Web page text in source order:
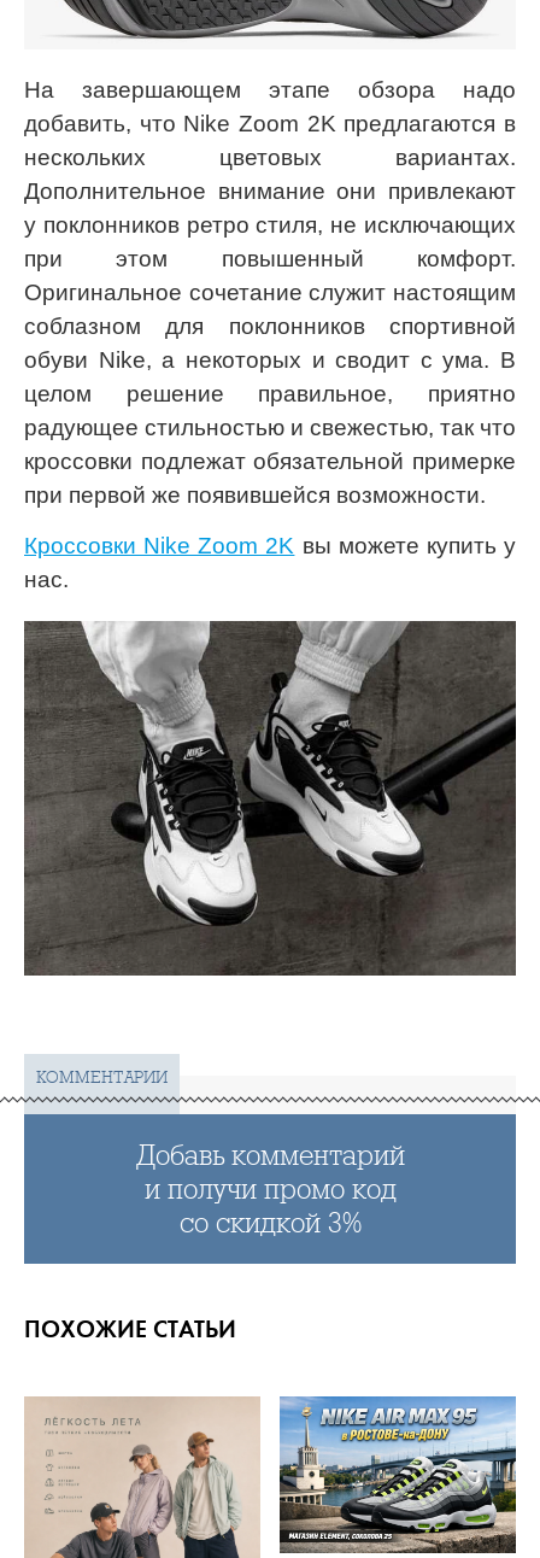
На завершающем этапе обзора надо
добавить, что Nike Zoom 2K предлагаются в
нескольких цветовых вариантах.
Дополнительное внимание они привлекают
у поклонников ретро стиля, не исключающих
при этом повышенный комфорт.
Оригинальное сочетание служит настоящим
соблазном для поклонников спортивной
обуви Nike, а некоторых и сводит с ума. В
целом решение правильное, приятно
радующее стильностью и свежестью, так что
кроссовки подлежат обязательной примерке
при первой же появившейся возможности.
Кроссовки Nike Zoom 2K вы можете купить у
нас.
КОММЕНТАРИИ
Добавь комментарий
и получи промо код
со скидкой 3%
ПОХОЖИЕ СТАТЬИ